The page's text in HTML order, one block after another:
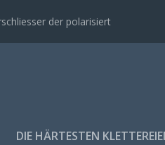
der polarisiert
DIE HÄRTESTEN